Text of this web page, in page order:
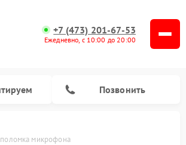
+7 (473) 201-67-53
Ежедневно, с 10:00 до 20:00
Позвонить
микрофона